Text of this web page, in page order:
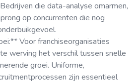
die data-analyse omarmen,
op concurrenten die nog
Voor franchiseorganisaties
werving het verschil tussen snelle
groei. Uniforme,
zijn essentieel